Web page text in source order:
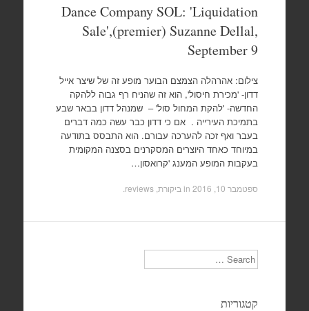
Dance Company SOL: 'Liquidation
Sale',(premier) Suzanne Dellal,
September 9
צילום: אהרהלה הצמצם הבוער מופע זה של שיצר אייל
דדון- 'מכירת חיסול', הוא זה שהניח רף גבוה ללהקה
החדשה- 'להקת המחול סול' – שמנהל דדון בבאר שבע
בתמיכת העירייה . אם כי דדון כבר עשה כמה דברים
בעבר ואף זכה להערכה עבורם. הוא התבסס בתודעה
במיוחד כאחד היוצרים המסקרנים בסצנה המקומית
בעקבות המופע המענג 'קרואסון…
ספטמבר 10, 2016 in ביקורת, reviews
Search
קטגוריות